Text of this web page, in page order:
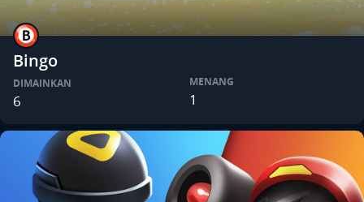
Bingo
DIMAINKAN
6
MENANG
1